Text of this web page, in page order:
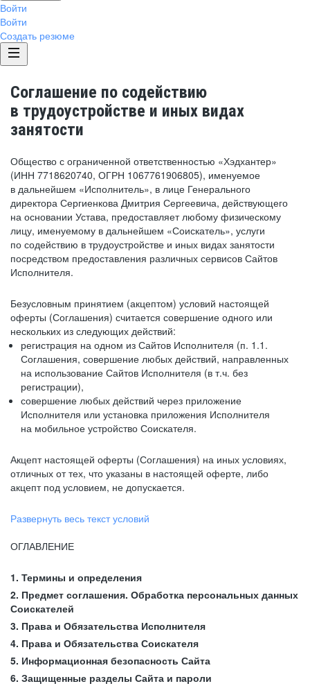
Войти
Войти
Создать резюме
Соглашение по содействию
в трудоустройстве и иных видах
занятости
Общество с ограниченной ответственностью «Хэдхантер»
(ИНН 7718620740, ОГРН 1067761906805), именуемое
в дальнейшем «Исполнитель», в лице Генерального
директора Сергиенкова Дмитрия Сергеевича, действующего
на основании Устава, предоставляет любому физическому
лицу, именуемому в дальнейшем «Соискатель», услуги
по содействию в трудоустройстве и иных видах занятости
посредством предоставления различных сервисов Сайтов
Исполнителя.
Безусловным принятием (акцептом) условий настоящей
оферты (Соглашения) считается совершение одного или
нескольких из следующих действий:
регистрация на одном из Сайтов Исполнителя (п. 1.1.
Соглашения, совершение любых действий, направленных
на использование Сайтов Исполнителя (в т.ч. без
регистрации),
совершение любых действий через приложение
Исполнителя или установка приложения Исполнителя
на мобильное устройство Соискателя.
Акцепт настоящей оферты (Соглашения) на иных условиях,
отличных от тех, что указаны в настоящей оферте, либо
акцепт под условием, не допускается.
Развернуть весь текст условий
ОГЛАВЛЕНИЕ
1. Термины и определения
2. Предмет соглашения. Обработка персональных данных
Соискателей
3. Права и Обязательства Исполнителя
4. Права и Обязательства Соискателя
5. Информационная безопасность Сайта
6. Защищенные разделы Сайта и пароли